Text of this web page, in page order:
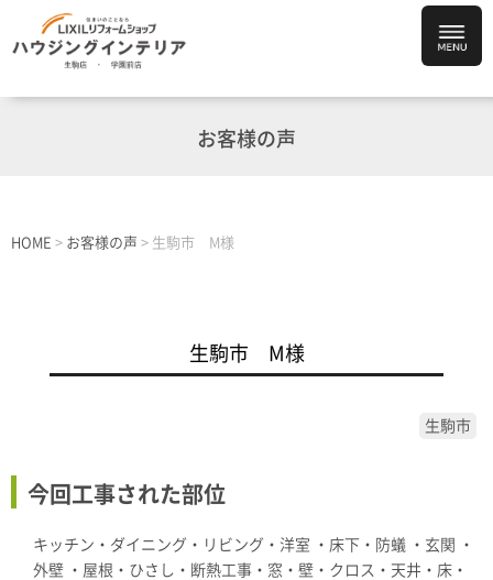
お客様の声
HOME > お客様の声 > 生駒市 M様
生駒市 M様
生駒市
今回工事された部位
キッチン・ダイニング・リビング・洋室 ・床下・防蟻 ・玄関 ・
外壁 ・屋根・ひさし・断熱工事・窓・壁・クロス・天井・床・